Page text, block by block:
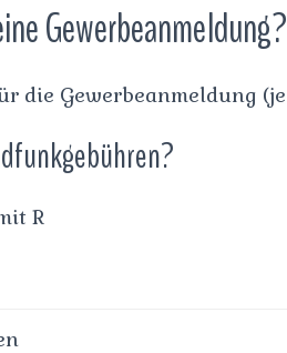
Gewerbeanmeldung?
die Gewerbeanmeldung
R